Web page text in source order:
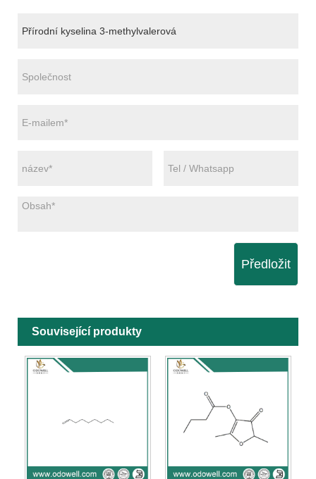
Předložit
Související produkty